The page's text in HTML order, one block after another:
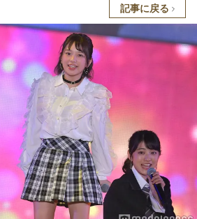
記事に戻る